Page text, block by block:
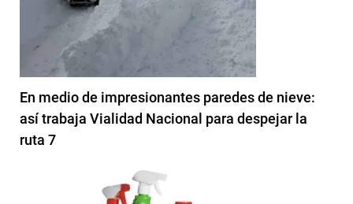
En medio de impresionantes paredes de nieve:
así trabaja Vialidad Nacional para despejar la
ruta 7